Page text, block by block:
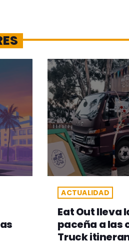
ACTUALIDAD
Eat Out lleva
paceña a las
Truck